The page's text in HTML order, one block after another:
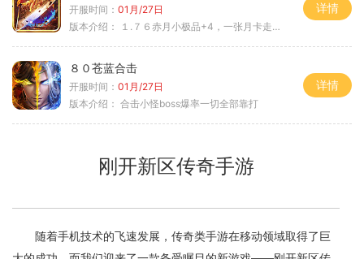
开服时间： 01月/27日
版本介绍：
１.７６赤月小极品+4，一张月卡走天涯c
详情
８０苍蓝合击
开服时间： 01月/27日
版本介绍： 合击小怪boss爆率一切全部靠打
详情
刚开新区传奇手游
随着手机技术的飞速发展，传奇类手游在移动领域取得了巨